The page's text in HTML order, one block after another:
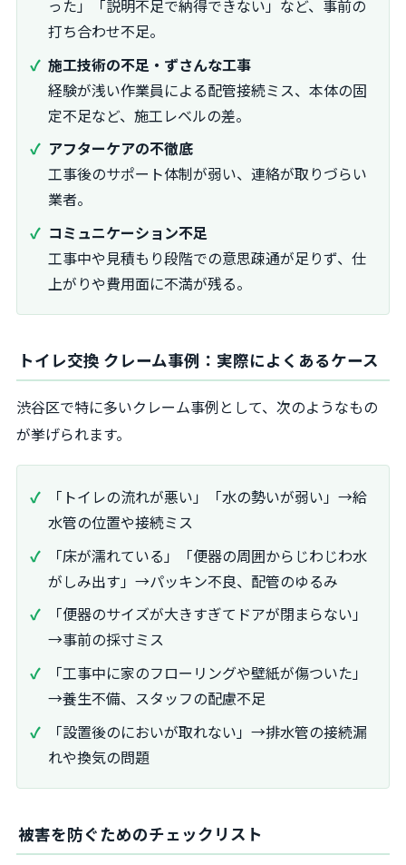
った」「説明不足で納得できない」など、事前の
打ち合わせ不足。
施工技術の不足・ずさんな工事
経験が浅い作業員による配管接続ミス、本体の固
定不足など、施工レベルの差。
アフターケアの不徹底
工事後のサポート体制が弱い、連絡が取りづらい
業者。
コミュニケーション不足
工事中や見積もり段階での意思疎通が足りず、仕
上がりや費用面に不満が残る。
トイレ交換 クレーム事例：実際によくあるケース
渋谷区で特に多いクレーム事例として、次のようなもの
が挙げられます。
「トイレの流れが悪い」「水の勢いが弱い」→給
水管の位置や接続ミス
「床が濡れている」「便器の周囲からじわじわ水
がしみ出す」→パッキン不良、配管のゆるみ
「便器のサイズが大きすぎてドアが閉まらない」
→事前の採寸ミス
「工事中に家のフローリングや壁紙が傷ついた」
→養生不備、スタッフの配慮不足
「設置後のにおいが取れない」→排水管の接続漏
れや換気の問題
被害を防ぐためのチェックリスト